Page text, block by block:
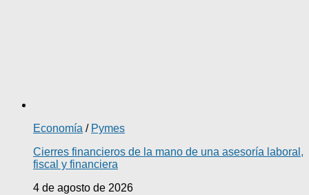
Economía / Pymes
Cierres financieros de la mano de una asesoría laboral,
fiscal y financiera
4 de agosto de 2026